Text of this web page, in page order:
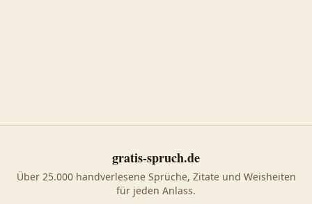
gratis-spruch.de
Über 25.000 handverlesene Sprüche, Zitate und Weisheiten
für jeden Anlass.